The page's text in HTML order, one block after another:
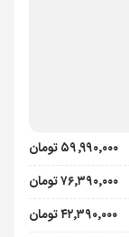
۵۹٬۹۹۰٬۰۰۰ تومان
۷۶٬۳۹۰٬۰۰۰ تومان
۴۲٬۳۹۰٬۰۰۰ تومان